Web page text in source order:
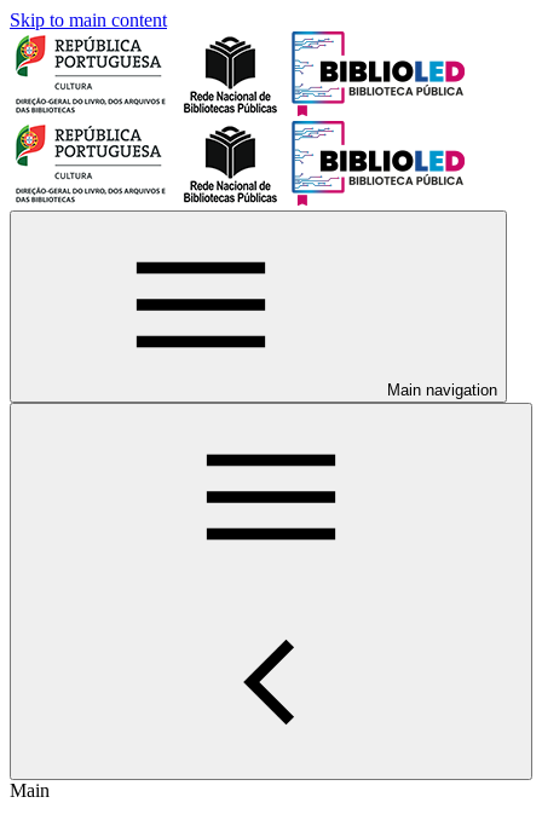
Skip to main content
Main navigation
Main